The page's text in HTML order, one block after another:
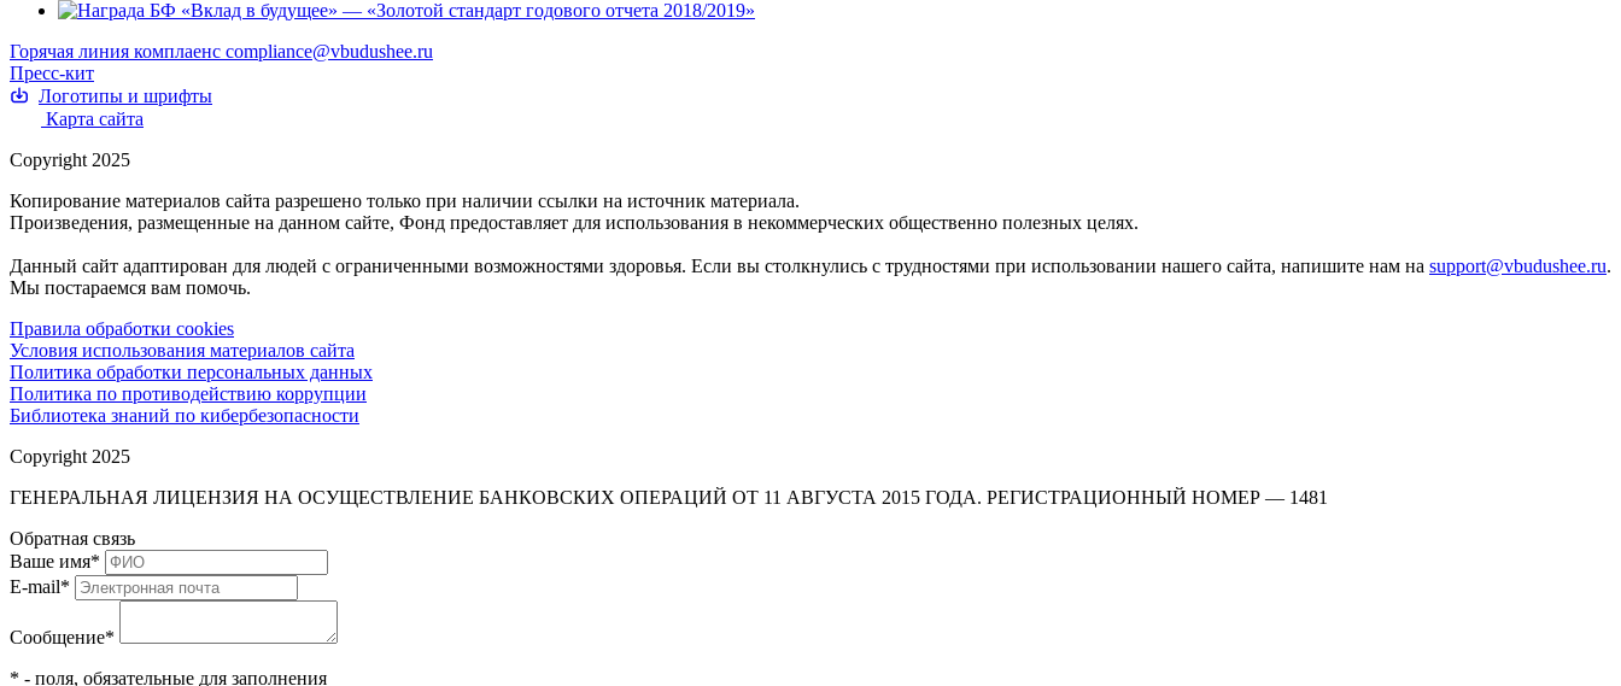
Горячая линия комплаенс compliance@vbudushee.ru
Пресс-кит
Логотипы и шрифты
Карта сайта
Copyright 2025
Копирование материалов сайта разрешено только при наличии ссылки на источник материала.
Произведения, размещенные на данном сайте, Фонд предоставляет для использования в некоммерческих общественно полезных целях.
Данный сайт адаптирован для людей с ограниченными возможностями здоровья. Если вы столкнулись с трудностями при использовании нашего сайта, напишите нам на support@vbudushee.ru.
Мы постараемся вам помочь.
Правила обработки cookies
Условия использования материалов сайта
Политика обработки персональных данных
Политика по противодействию коррупции
Библиотека знаний по кибербезопасности
Copyright 2025
ГЕНЕРАЛЬНАЯ ЛИЦЕНЗИЯ НА ОСУЩЕСТВЛЕНИЕ БАНКОВСКИХ ОПЕРАЦИЙ ОТ 11 АВГУСТА 2015 ГОДА. РЕГИСТРАЦИОННЫЙ НОМЕР — 1481
Обратная связь
Ваше имя*
E-mail*
Сообщение*
* - поля, обязательные для заполнения